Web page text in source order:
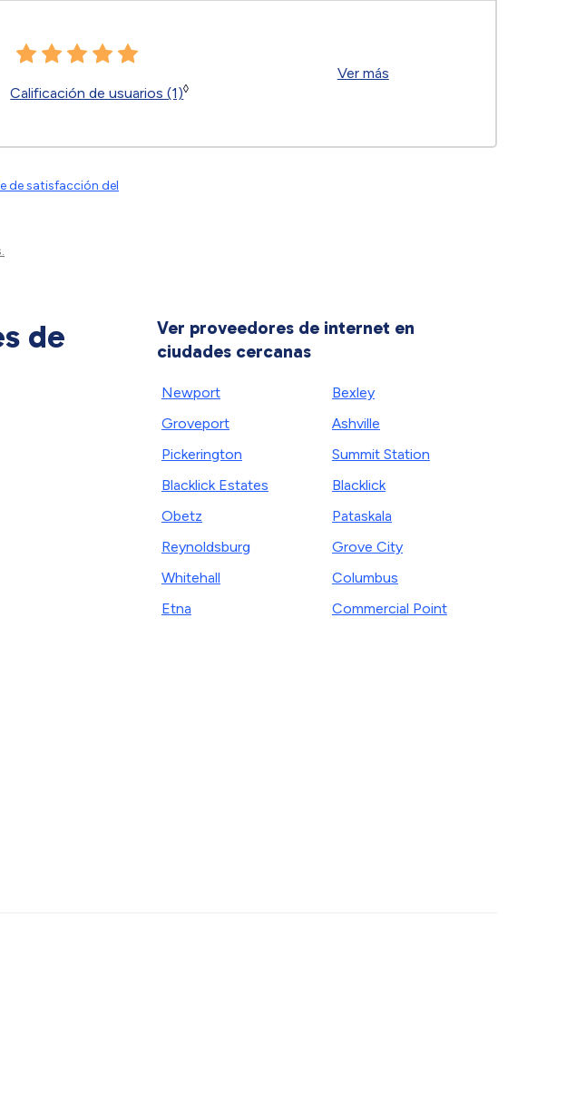
Calificación de usuarios (1)◊
Ver más
de satisfacción del
de
Ver proveedores de internet en
ciudades cercanas
Newport
Groveport
Pickerington
Blacklick Estates
Obetz
Reynoldsburg
Whitehall
Etna
Bexley
Ashville
Summit Station
Blacklick
Pataskala
Grove City
Columbus
Commercial Point